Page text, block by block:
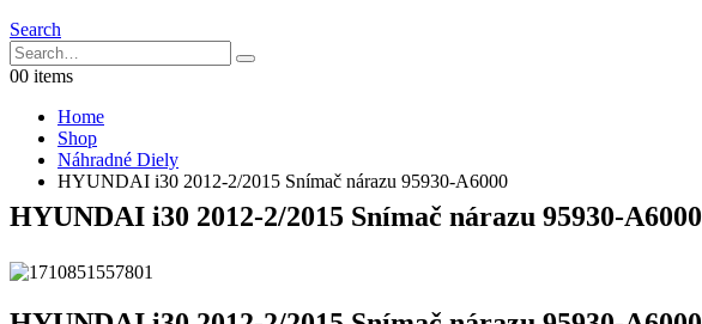
Search
00 items
Home
Shop
Náhradné Diely
HYUNDAI i30 2012-2/2015 Snímač nárazu 95930-A6000
HYUNDAI i30 2012-2/2015 Snímač nárazu 95930-A6000